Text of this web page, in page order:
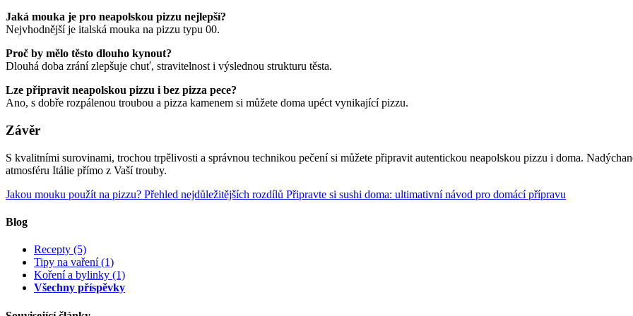
Jaká mouka je pro neapolskou pizzu nejlepší?
Nejvhodnější je italská mouka na pizzu typu 00.
Proč by mělo těsto dlouho kynout?
Dlouhá doba zrání zlepšuje chuť, stravitelnost i výslednou strukturu těsta.
Lze připravit neapolskou pizzu i bez pizza pece?
Ano, s dobře rozpálenou troubou a pizza kamenem si můžete doma upéct vynikající pizzu.
Závěr
S kvalitními surovinami, trochou trpělivosti a správnou technikou pečení si můžete připravit autentickou neapolskou pizzu i doma.
atmosféru Itálie přímo z Vaší trouby.
Jakou mouku použít na pizzu? Přehled nejdůležitějších rozdílů Připravte si sushi doma: ultimativní návod pro domácí přípravu
Blog
Recepty (5)
Tipy na vaření(1)
Koření a bylinky (1)
Všechny příspěvky